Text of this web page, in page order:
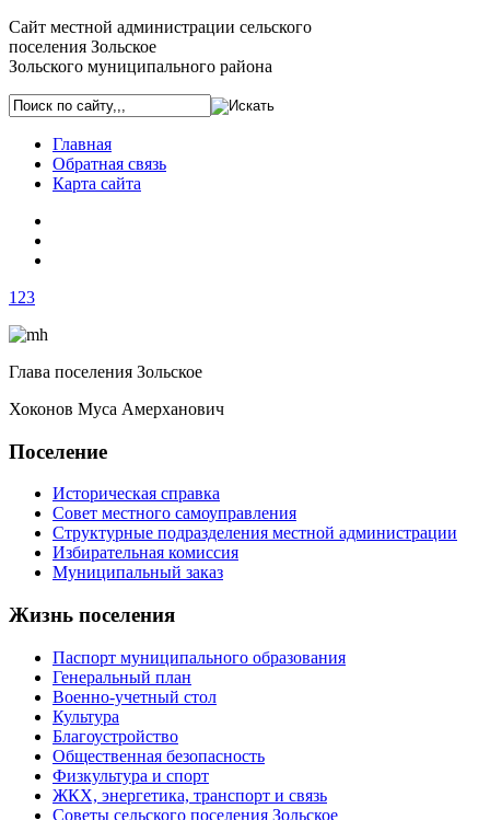
Сайт местной администрации сельского
поселения Зольское
Зольского муниципального района
Главная
Обратная связь
Карта сайта
1 23
Глава поселения Зольское
Хоконов Муса Амерханович
Поселение
Историческая справка
Совет местного самоуправления
Структурные подразделения местной администрации
Избирательная комиссия
Муниципальный заказ
Жизнь поселения
Паспорт муниципального образования
Генеральный план
Военно-учетный стол
Культура
Благоустройство
Общественная безопасность
Физкультура и спорт
ЖКХ, энергетика, транспорт и связь
Советы сельского поселения Зольское